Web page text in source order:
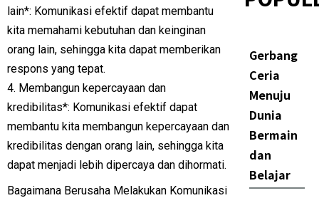
lain*: Komunikasi efektif dapat membantu
kita memahami kebutuhan dan keinginan
orang lain, sehingga kita dapat memberikan
respons yang tepat.
4. Membangun kepercayaan dan
kredibilitas*: Komunikasi efektif dapat
membantu kita membangun kepercayaan dan
kredibilitas dengan orang lain, sehingga kita
dapat menjadi lebih dipercaya dan dihormati.
Bagaimana Berusaha Melakukan Komunikasi
Gerbang
Ceria
Menuju
Dunia
Bermain
dan
Belajar